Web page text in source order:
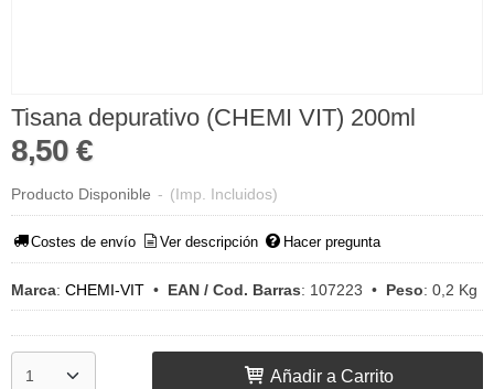
Tisana depurativo (CHEMI VIT) 200ml
8,50 €
Producto Disponible - (Imp. Incluidos)
Costes de envío Ver descripción Hacer pregunta
Marca: CHEMI-VIT • EAN / Cod. Barras: 107223 • Peso: 0,2 Kg
Añadir a Carrito